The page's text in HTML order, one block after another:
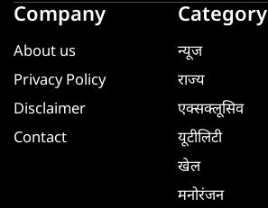
Company
About us
Privacy Policy
Disclaimer
Contact
Category
न्यूज
राज्य
एक्सक्लूसिव
यूटीलिटी
खेल
मनोरंजन